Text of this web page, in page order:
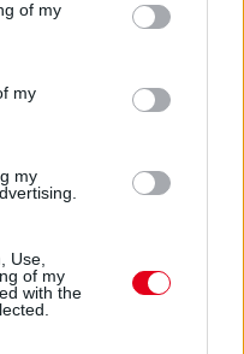
You may click to
its third-party tags to
in below Google
of my
my
my
Use,
of my
with the